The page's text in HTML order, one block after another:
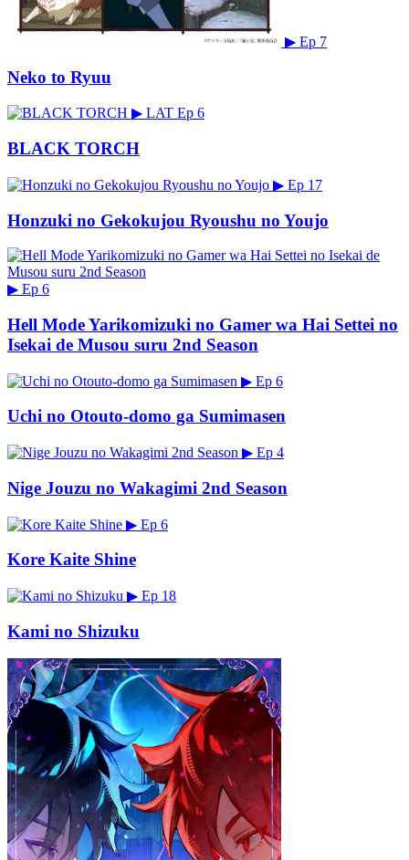
▶ Ep 7
Neko to Ryuu
▶ LAT Ep 6
BLACK TORCH
▶ Ep 17
Honzuki no Gekokujou Ryoushu no Youjo
▶ Ep 6
Hell Mode Yarikomizuki no Gamer wa Hai Settei no
Isekai de Musou suru 2nd Season
▶ Ep 6
Uchi no Otouto-domo ga Sumimasen
▶ Ep 4
Nige Jouzu no Wakagimi 2nd Season
▶ Ep 6
Kore Kaite Shine
▶ Ep 18
Kami no Shizuku